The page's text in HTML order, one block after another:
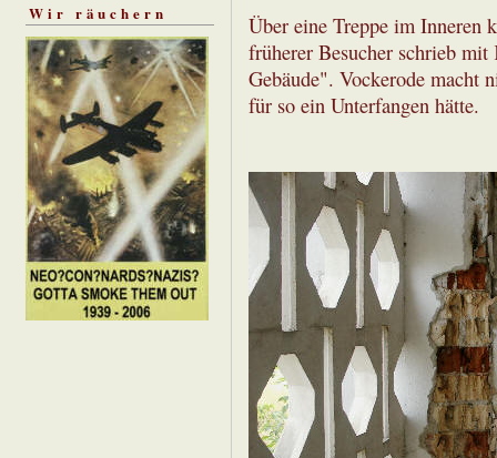
Wir räuchern
Über eine Treppe im Inneren
früherer Besucher schrieb
Gebäude". Vockerode macht
für so ein Unterfangen hätte.